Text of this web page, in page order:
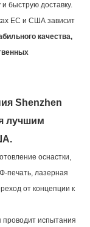
быструю доставку.
ЕС и США зависит
качества,
Shenzhen
лучшим
оснастки,
печать, лазерная
от концепции к
испытания